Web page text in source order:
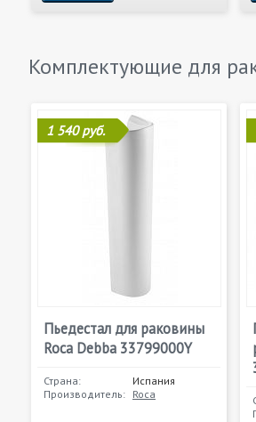
Комплектующие для
1 540 руб.
Пьедестал для раковины
Roca Debba 33799000Y
Страна:
Испания
Производитель: Roca